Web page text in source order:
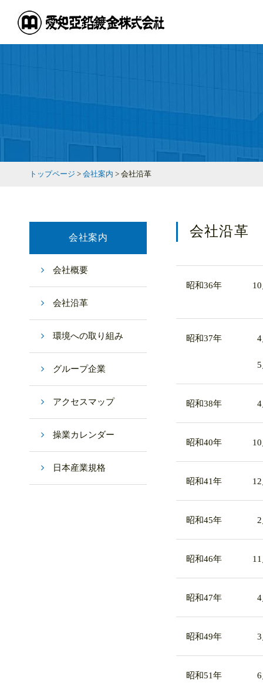
トップページ > 会社案内 > 会社沿革
会社沿革
昭和36年
昭和37年
昭和38年
昭和40年
昭和41年
昭和45年
昭和46年
昭和47年
昭和49年
昭和51年
会社案内
会社概要
会社沿革
環境への取り組み
グループ企業
アクセスマップ
操業カレンダー
日本産業規格